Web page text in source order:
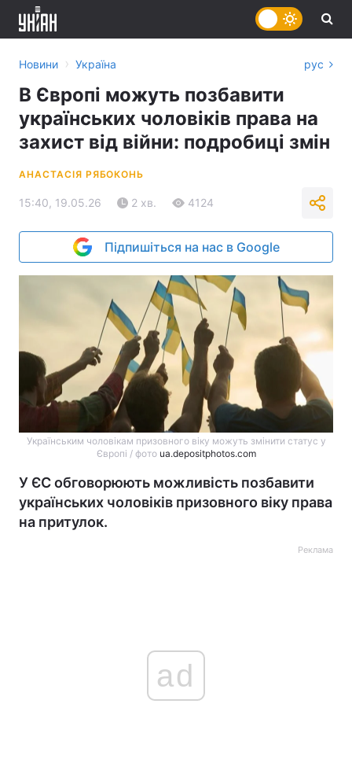
Новини › Україна рус
В Європі можуть позбавити
українських чоловіків права на
захист від війни: подробиці змін
АНАСТАСІЯ РЯБОКОНЬ
15:40, 19.05.26 2 хв. 4124
Підпишіться на нас в Google
Українським чоловікам призовного віку можуть змінити статус у
Європі / фото ua.depositphotos.com
У ЄС обговорюють можливість позбавити
українських чоловіків призовного віку права
на притулок.
Реклама
ad